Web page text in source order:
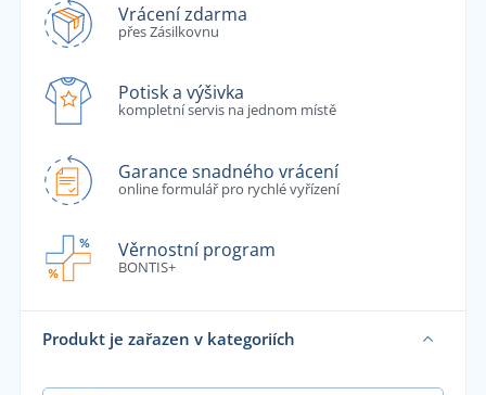
Vrácení zdarma
přes Zásilkovnu
Potisk a výšivka
kompletní servis na jednom místě
Garance snadného vrácení
online formulář pro rychlé vyřízení
Věrnostní program
BONTIS+
Produkt je zařazen v kategoriích